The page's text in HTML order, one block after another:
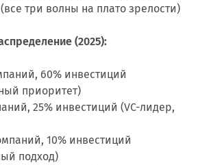
три волны на плато зрелости)
(2025):
60% инвестиций
приоритет)
25% инвестиций (VC-лидер,
10% инвестиций
подход)